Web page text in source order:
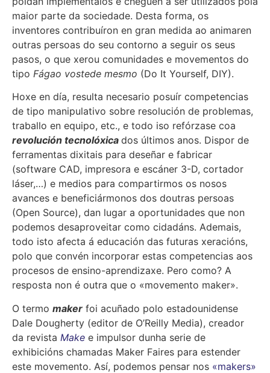
maior parte da sociedade. Desta forma, os
inventores contribuíron en gran medida ao animaren
outras persoas do seu contorno a seguir os seus
pasos, o que xerou comunidades e movementos do
tipo Fágao vostede mesmo (Do It Yourself, DIY).
Hoxe en día, resulta necesario posuír competencias
de tipo manipulativo sobre resolución de problemas,
traballo en equipo, etc., e todo iso refórzase coa
revolución tecnolóxica dos últimos anos. Dispor de
ferramentas dixitais para deseñar e fabricar
(software CAD, impresora e escáner 3-D, cortador
láser,…) e medios para compartirmos os nosos
avances e beneficiármonos dos doutras persoas
(Open Source), dan lugar a oportunidades que non
podemos desaproveitar como cidadáns. Ademais,
todo isto afecta á educación das futuras xeracións,
polo que convén incorporar estas competencias aos
procesos de ensino-aprendizaxe. Pero como? A
resposta non é outra que o «movemento maker».
O termo maker foi acuñado polo estadounidense
Dale Dougherty (editor de O’Reilly Media), creador
da revista Make e impulsor dunha serie de
exhibicións chamadas Maker Faires para estender
este movemento. Así, podemos pensar nos «makers»